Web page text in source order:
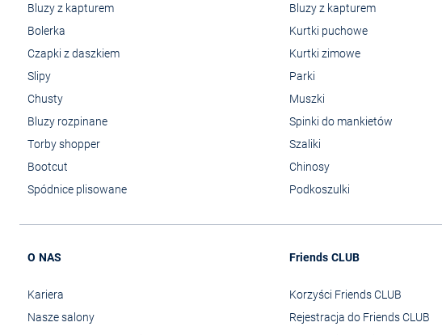
Bluzy z kapturem
Bolerka
Czapki z daszkiem
Slipy
Chusty
Bluzy rozpinane
Torby shopper
Bootcut
Spódnice plisowane
Bluzy z kapturem
Kurtki puchowe
Kurtki zimowe
Parki
Muszki
Spinki do mankietów
Szaliki
Chinosy
Podkoszulki
O NAS
Kariera
Nasze salony
Friends CLUB
Korzyści Friends CLUB
Rejestracja do Friends CLUB